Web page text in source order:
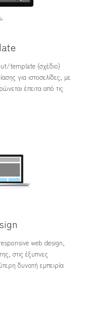
template (σχέδιο)
για ιστοσελίδες, με
έπειτα από τις
web design,
στις έξυπνες
δυνατή εμπειρία